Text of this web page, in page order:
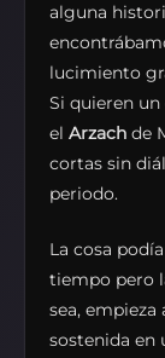
alguna
lucimiento
Si quieren
el Arzach de
cortas sin
periodo.
La cosa
tiempo pero
sea,
sostenida en